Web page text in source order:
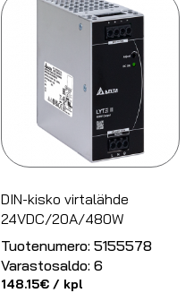
DIN-kisko virtalähde
24VDC/20A/480W
Tuotenumero: 5155578
Varastosaldo: 6
148.15€ / kpl